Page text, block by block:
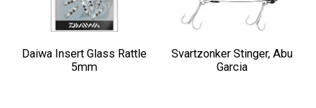
Daiwa Insert Glass Rattle
5mm
Svartzonker Stinger, Abu
Garcia